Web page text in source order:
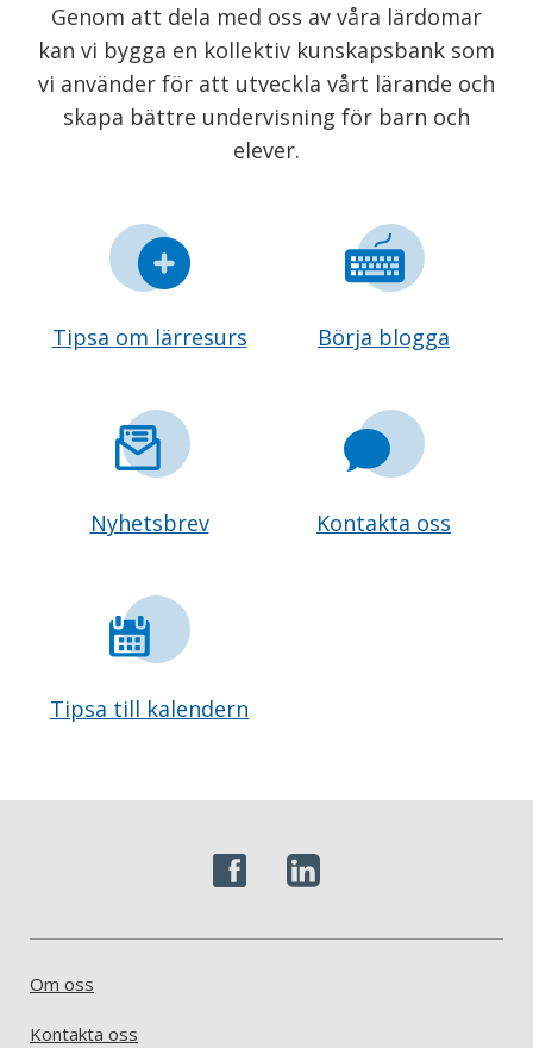
Genom att dela med oss av våra lärdomar
kan vi bygga en kollektiv kunskapsbank som
vi använder för att utveckla vårt lärande och
skapa bättre undervisning för barn och
elever.
Tipsa om lärresurs Börja blogga
Nyhetsbrev Kontakta oss
Tipsa till kalendern
Om oss
Kontakta oss